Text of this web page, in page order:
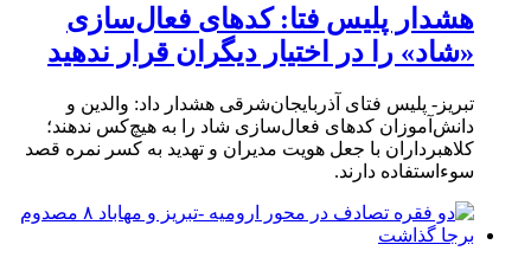
هشدار پلیس فتا: کدهای فعال‌سازی
«شاد» را در اختیار دیگران قرار ندهید
تبریز- پلیس فتای آذربایجان‌شرقی هشدار داد: والدین و
دانش‌آموزان کدهای فعال‌سازی شاد را به هیچ‌کس ندهند؛
کلاهبرداران با جعل هویت مدیران و تهدید به کسر نمره قصد
سوءاستفاده دارند.